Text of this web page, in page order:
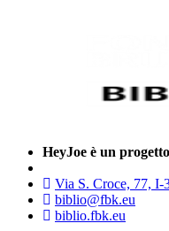
HeyJoe è un
Via S. Croce, 77, I-
biblio@fbk.eu
biblio.fbk.eu